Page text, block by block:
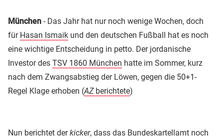
München - Das Jahr hat nur noch wenige Wochen, doch
für Hasan Ismaik und den deutschen Fußball hat es noch
eine wichtige Entscheidung in petto. Der jordanische
Investor des TSV 1860 München hatte im Sommer, kurz
nach dem Zwangsabstieg der Löwen, gegen die 50+1-
Regel Klage erhoben (AZberichtete)
Nun berichtet derkicker, dass das Bundeskartellamt noch